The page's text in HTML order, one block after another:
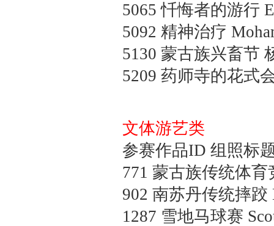
5065忏悔者的游行
5092 精神治疗
5130 蒙古族兴畜节
5209 药师寺的花式
文体游艺类
参赛作品ID 组照标
771 蒙古族传统体育
902 南苏丹传统摔跤
1287 雪地马球赛